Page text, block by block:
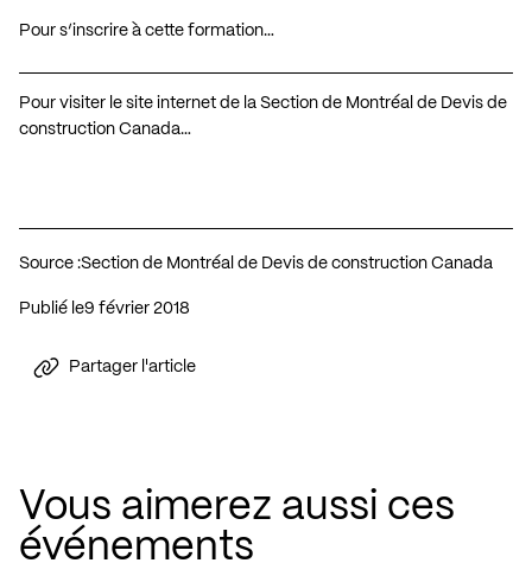
Pour s’inscrire à cette formation…
Pour visiter le site internet de la Section de Montréal de Devis de
construction Canada…
Source :Section de Montréal de Devis de construction Canada
Publié le 9 février 2018
Partager l'article
Vous aimerez aussi ces
événements